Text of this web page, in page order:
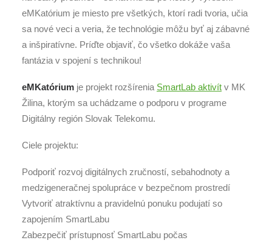
eMKatórium je miesto pre všetkých, ktorí radi tvoria, učia
sa nové veci a veria, že technológie môžu byť aj zábavné
a inšpiratívne. Príďte objaviť, čo všetko dokáže vaša
fantázia v spojení s technikou!
eMKatórium je projekt rozšírenia SmartLab aktivít v MK
Žilina, ktorým sa uchádzame o podporu v programe
Digitálny región Slovak Telekomu.
Ciele projektu:
Podporiť rozvoj digitálnych zručností, sebahodnoty a
medzigeneračnej spolupráce v bezpečnom prostredí
Vytvoriť atraktívnu a pravidelnú ponuku podujatí so
zapojením SmartLabu
Zabezpečiť prístupnosť SmartLabu počas